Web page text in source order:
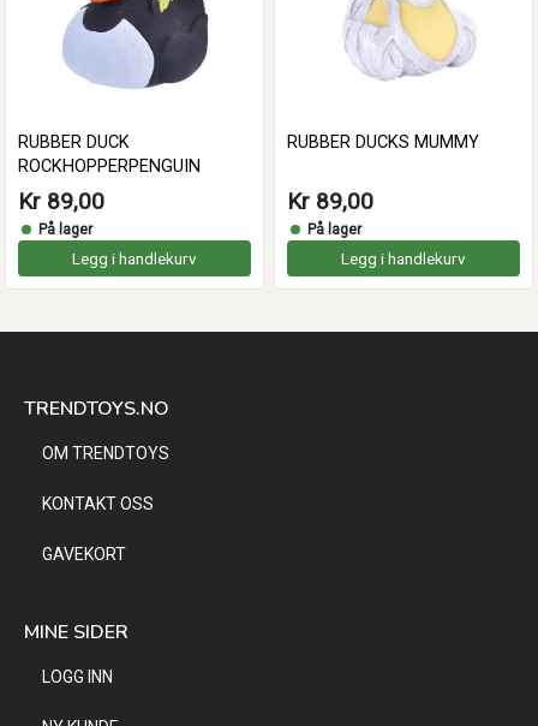
RUBBER DUCK
ROCKHOPPERPENGUIN
Kr 89,00
På lager
Legg i handlekurv
RUBBER DUCKS MUMMY
Kr 89,00
På lager
Legg i handlekurv
TRENDTOYS.NO
OM TRENDTOYS
KONTAKT OSS
GAVEKORT
MINE SIDER
LOGG INN